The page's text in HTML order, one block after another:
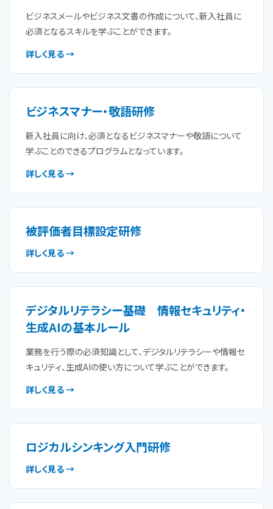
ビジネスメールやビジネス文書の作成について、新入社員に
必須となるスキルを学ぶことができます。
詳しく見る →
ビジネスマナー・敬語研修
新入社員に向け、必須となるビジネスマナーや敬語について
学ぶことのできるプログラムとなっています。
詳しく見る →
被評価者目標設定研修
詳しく見る →
デジタルリテラシー基礎 情報セキュリティ・
生成AIの基本ルール
業務を行う際の必須知識として、デジタルリテラシーや情報セ
キュリティ、生成AIの使い方について学ぶことができます。
詳しく見る →
ロジカルシンキング入門研修
詳しく見る →